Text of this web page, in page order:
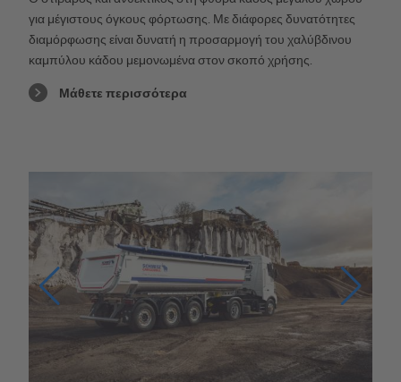
για μέγιστους όγκους φόρτωσης. Με διάφορες δυνατότητες
διαμόρφωσης είναι δυνατή η προσαρμογή του χαλύβδινου
καμπύλου κάδου μεμονωμένα στον σκοπό χρήσης.
Μάθετε περισσότερα